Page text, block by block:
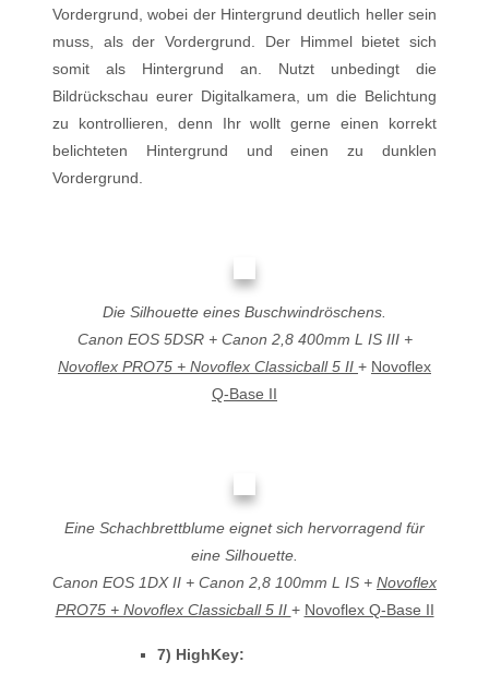
Vordergrund, wobei der Hintergrund deutlich heller sein
muss, als der Vordergrund. Der Himmel bietet sich
somit als Hintergrund an. Nutzt unbedingt die
Bildrückschau eurer Digitalkamera, um die Belichtung
zu kontrollieren, denn Ihr wollt gerne einen korrekt
belichteten Hintergrund und einen zu dunklen
Vordergrund.
Die Silhouette eines Buschwindröschens.
Canon EOS 5DSR + Canon 2,8 400mm L IS III +
Novoflex PRO75 + Novoflex Classicball 5 II + Novoflex
Q-Base II
Eine Schachbrettblume eignet sich hervorragend für
eine Silhouette.
Canon EOS 1DX II + Canon 2,8 100mm L IS + Novoflex
PRO75 + Novoflex Classicball 5 II + Novoflex Q-Base II
7) HighKey: